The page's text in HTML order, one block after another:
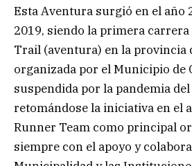
Esta Aventura surgió en el año
2019, siendo la primera
Trail (aventura) en la provincia
organizada por el Municipio de
suspendida por la pandemia del
retomándose la iniciativa en el
Runner Team como principal
siempre con el apoyo y